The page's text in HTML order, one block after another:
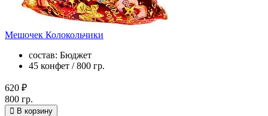
Мешочек Колокольчики
состав: Бюджет
45 конфет / 800 гр.
620 ₽
800 гр.
В корзину